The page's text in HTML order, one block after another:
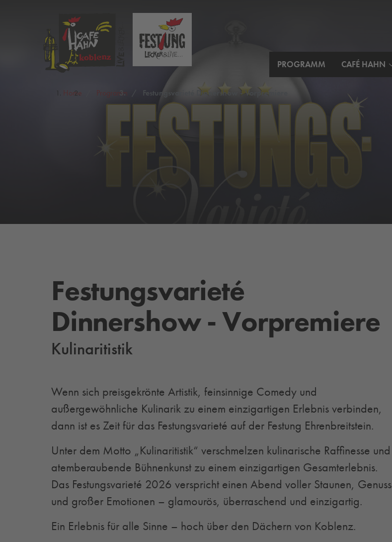
PROGRAMM CAFÉ HAHN
Home Programm Festungsvarieté Dinnershow - Vorpremiere
Festungsvarieté
Dinnershow - Vorpremiere
Kulinaritistik
Wenn sich preisgekrönte Artistik, feinsinnige Comedy und
außergewöhnliche Kulinarik zu einem einzigartigen Erlebnis verbinden,
dann ist es Zeit für das Festungsvarieté auf der Festung Ehrenbreitstein.
Unter dem Motto „Kulinaritistik“ verschmelzen kulinarische Raffinesse und
atemberaubende Bühnenkunst zu einem einzigartigen Gesamterlebnis.
Das Festungsvarieté 2026 verspricht einen Abend voller Staunen, Genuss
und großer Emotionen – glamourös, überraschend und einzigartig.
Ein Erlebnis für alle Sinne – hoch über den Dächern von Koblenz.